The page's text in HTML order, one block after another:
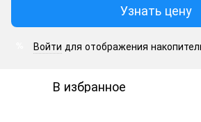
Узнать цену
Войти для отображения
В избранное